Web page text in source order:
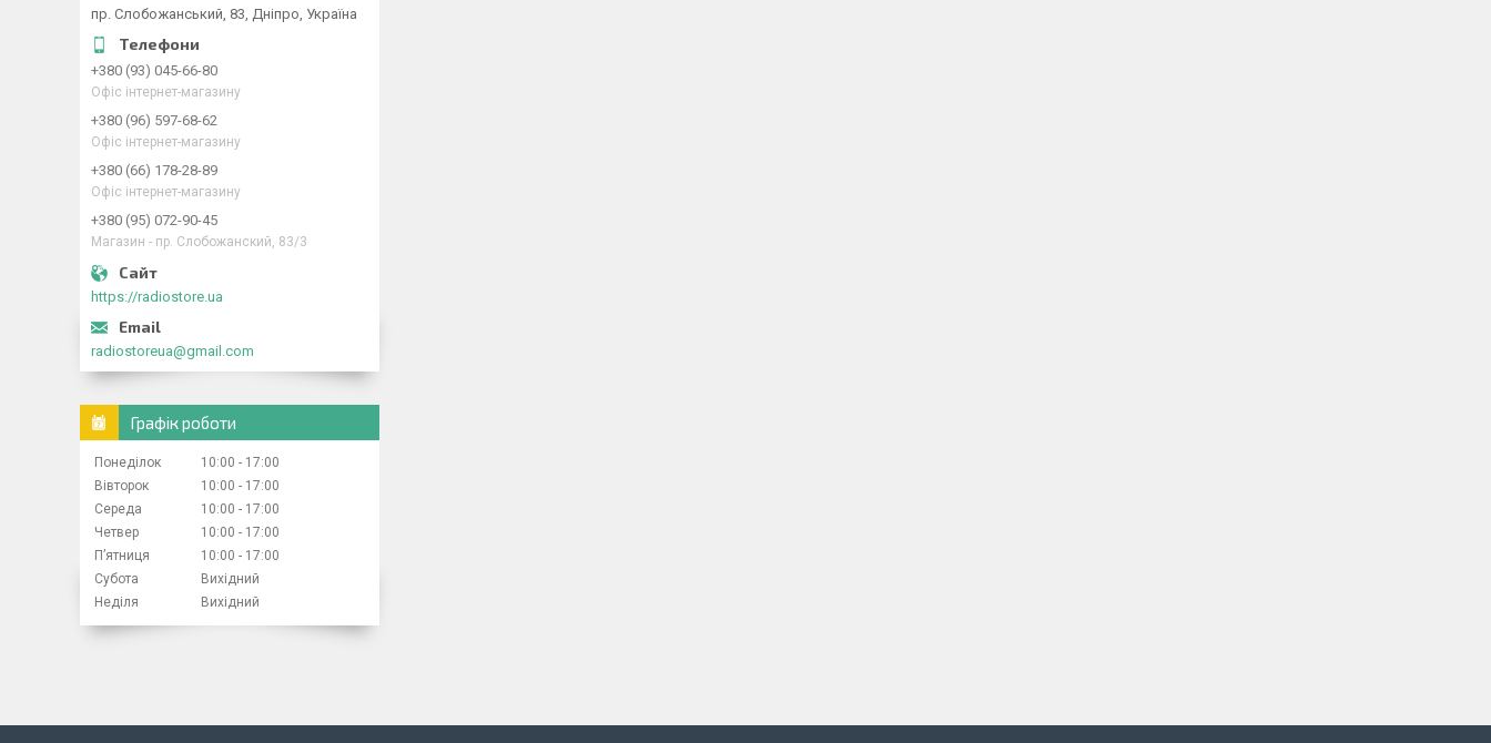
пр. Слобожанський, 83, Дніпро, Україна
+380 (93) 045-66-80
Офіс інтернет-магазину
+380 (96) 597-68-62
Офіс інтернет-магазину
+380 (66) 178-28-89
Офіс інтернет-магазину
+380 (95) 072-90-45
Магазин - пр. Слобожанский, 83/3
https://radiostore.ua
radiostoreua@gmail.com
Графік роботи
Понеділок 10:00
17:00
Вівторок
10:00
17:00
Середа
10:00
17:00
Четвер
10:00
17:00
Пʼятниця
10:00
17:00
Субота
Вихідний
Неділя
Вихідний